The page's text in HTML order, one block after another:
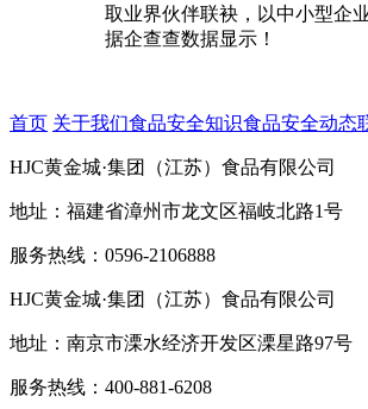
取业界伙伴联袂，以中小型企
据企查查数据显示！
首页 关于我们食品安全知识食品安全动态
HJC黄金城·集团（江苏）食品有限公司
地址：福建省漳州市龙文区福岐北路1号
服务热线：0596-2106888
HJC黄金城·集团（江苏）食品有限公司
地址：南京市溧水经济开发区溧星路97号
服务热线：400-881-6208